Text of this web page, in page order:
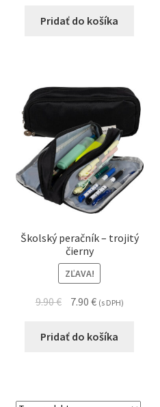
Pridať do košíka
Školský peračník – trojitý
čierny
ZĽAVA!
9.90€ 7.90 € (s DPH)
Pridať do košíka